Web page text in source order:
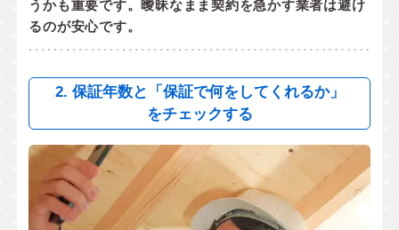
うかも重要です。曖昧なまま契約を急かす業者は避け
るのが安心です。
2. 保証年数と「保証で何をしてくれるか」
をチェックする